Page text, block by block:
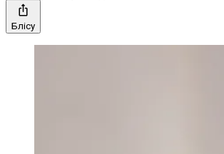
Бөлісу